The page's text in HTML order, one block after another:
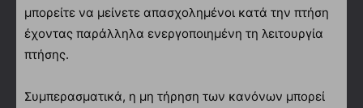
μπορείτε να μείνετε απασχολημένοι κατά την πτήση
έχοντας παράλληλα ενεργοποιημένη τη λειτουργία
πτήσης.
Συμπερασματικά, η μη τήρηση των κανόνων μπορεί